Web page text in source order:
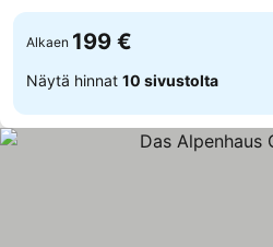
Alkaen 199 €
Näytä hinnat 10 sivustolta